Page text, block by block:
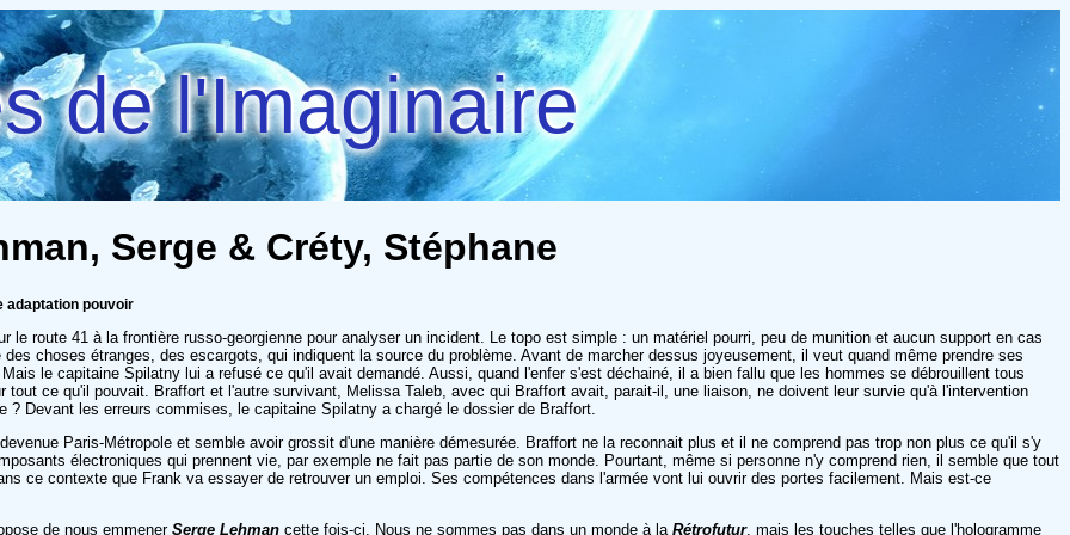
de l'Imaginaire
Serge & Créty, Stéphane
adaptation pouvoir
route 41 à la frontière russo-georgienne pour analyser un incident. Le topo est simple : un matériel pourri, peu de munition et aucun support en cas
choses étranges, des escargots, qui indiquent la source du problème. Avant de marcher dessus joyeusement, il veut quand même prendre ses
le capitaine Spilatny lui a refusé ce qu'il avait demandé. Aussi, quand l'enfer s'est déchainé, il a bien fallu que les hommes se débrouillent tous
ce qu'il pouvait. Braffort et l'autre survivant, Melissa Taleb, avec qui Braffort avait, parait-il, une liaison, ne doivent leur survie qu'à l'intervention
Devant les erreurs commises, le capitaine Spilatny a chargé le dossier de Braffort.
Paris-Métropole et semble avoir grossit d'une manière démesurée. Braffort ne la reconnait plus et il ne comprend pas trop non plus ce qu'il s'y
électroniques qui prennent vie, par exemple ne fait pas partie de son monde. Pourtant, même si personne n'y comprend rien, il semble que tout
ce contexte que Frank va essayer de retrouver un emploi. Ses compétences dans l'armée vont lui ouvrir des portes facilement. Mais est-ce
de nous emmener Serge Lehman cette fois-ci. Nous ne sommes pas dans un monde à la Rétrofutur, mais les touches telles que l'hologramme